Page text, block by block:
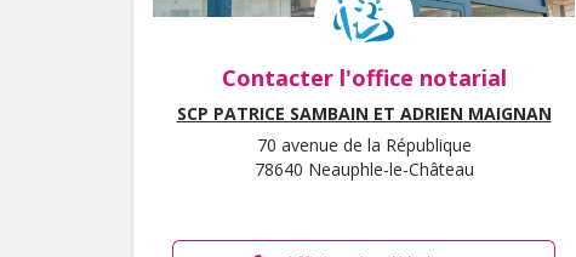
Contacter l'office notarial
SCP PATRICE SAMBAIN ET ADRIEN MAIGNAN
70 avenue de la République
78640 Neauphle-le-Château